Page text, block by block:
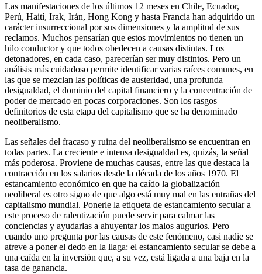
Las manifestaciones de los últimos 12 meses en Chile, Ecuador,
Perú, Haití, Irak, Irán, Hong Kong y hasta Francia han adquirido un
carácter insurreccional por sus dimensiones y la amplitud de sus
reclamos. Muchos pensarían que estos movimientos no tienen un
hilo conductor y que todos obedecen a causas distintas. Los
detonadores, en cada caso, parecerían ser muy distintos. Pero un
análisis más cuidadoso permite identificar varias raíces comunes, en
las que se mezclan las políticas de austeridad, una profunda
desigualdad, el dominio del capital financiero y la concentración de
poder de mercado en pocas corporaciones. Son los rasgos
definitorios de esta etapa del capitalismo que se ha denominado
neoliberalismo.
Las señales del fracaso y ruina del neoliberalismo se encuentran en
todas partes. La creciente e intensa desigualdad es, quizás, la señal
más poderosa. Proviene de muchas causas, entre las que destaca la
contracción en los salarios desde la década de los años 1970. El
estancamiento económico en que ha caído la globalización
neoliberal es otro signo de que algo está muy mal en las entrañas del
capitalismo mundial. Ponerle la etiqueta de estancamiento secular a
este proceso de ralentización puede servir para calmar las
conciencias y ayudarlas a ahuyentar los malos augurios. Pero
cuando uno pregunta por las causas de este fenómeno, casi nadie se
atreve a poner el dedo en la llaga: el estancamiento secular se debe a
una caída en la inversión que, a su vez, está ligada a una baja en la
tasa de ganancia.